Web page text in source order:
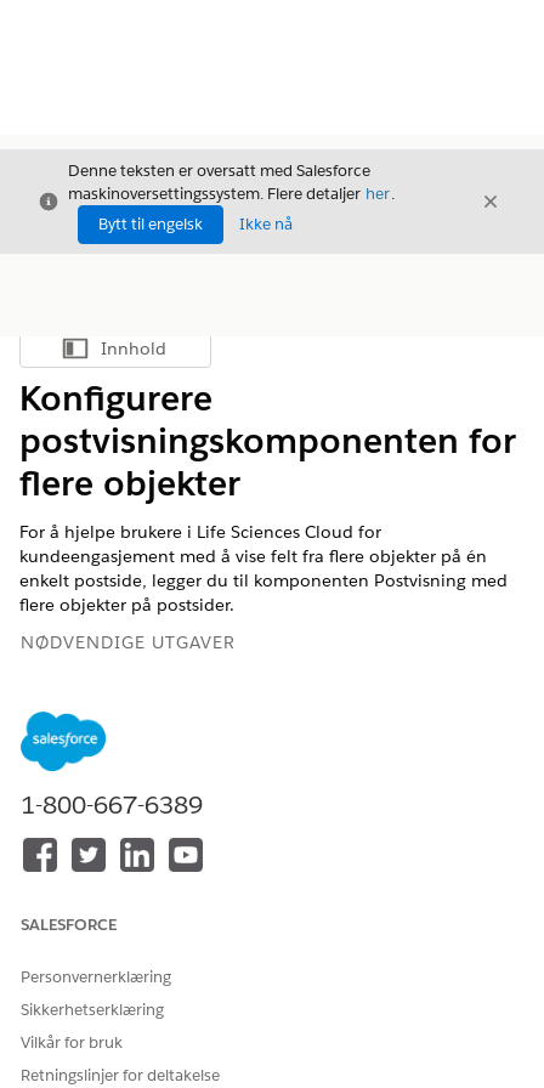
Avslutt
Denne teksten er oversatt med Salesforce
maskinoversettingssystem. Flere detaljer her.
Bytt til engelsk
Ikke nå
Avslutt
Vis innholdsfortegnelse
Innhold
Konfigurere
postvisningskomponenten for
flere objekter
For å hjelpe brukere i Life Sciences Cloud for
kundeengasjement med å vise felt fra flere objekter på én
enkelt postside, legger du til komponenten Postvisning med
flere objekter på postsider.
NØDVENDIGE UTGAVER
Tilgjengelig i
Sciences Cloud, Life Sciences Cloud for Customer
Life Sciences Customer Engagement.
NØDVENDIGE BRUKERTILLATELSER
arbeide med komponenter
Sciences Cloud for Customer
For å opprette og lagre
appbyggeren:
1-800-667-6389
SALESFORCE
Personvernerklæring
Sikkerhetserklæring
Vilkår for bruk
Retningslinjer for deltakelse